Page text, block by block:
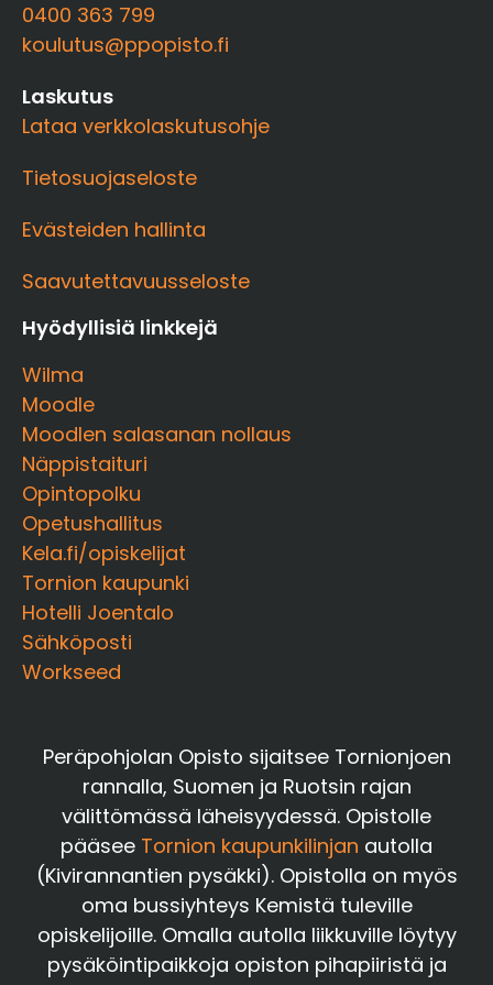
0400 363 799
koulutus@ppopisto.fi
Laskutus
Lataa verkkolaskutusohje
Tietosuojaseloste
Evästeiden hallinta
Saavutettavuusseloste
Hyödyllisiä linkkejä
Wilma
Moodle
Moodlen salasanan nollaus
Näppistaituri
Opintopolku
Opetushallitus
Kela.fi/opiskelijat
Tornion kaupunki
Hotelli Joentalo
Sähköposti
Workseed
Peräpohjolan Opisto sijaitsee Tornionjoen
rannalla, Suomen ja Ruotsin rajan
välittömässä läheisyydessä. Opistolle
pääsee Tornion kaupunkilinjan autolla
(Kivirannantien pysäkki). Opistolla on myös
oma bussiyhteys Kemistä tuleville
opiskelijoille. Omalla autolla liikkuville löytyy
pysäköintipaikkoja opiston pihapiiristä ja